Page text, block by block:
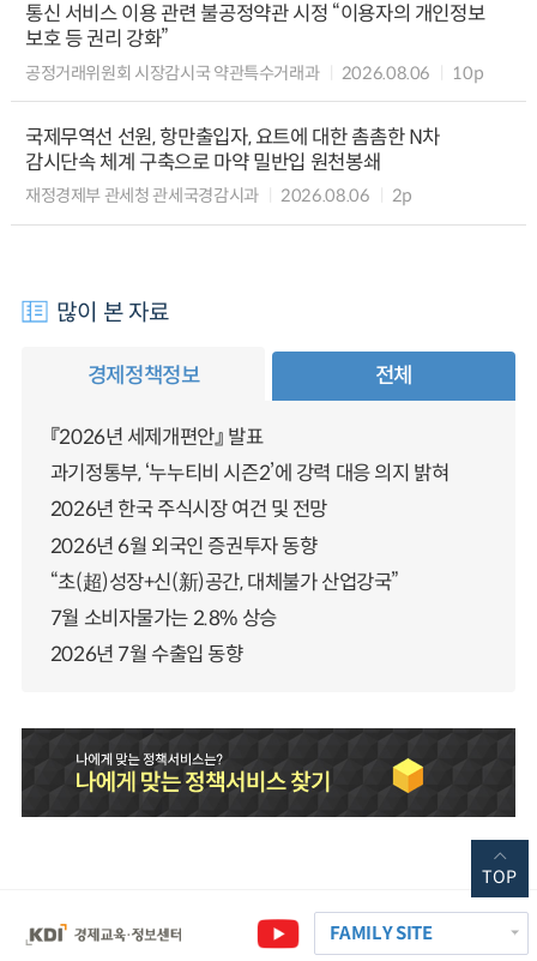
통신 서비스 이용 관련 불공정약관 시정 “이용자의 개인정보
보호 등 권리 강화”
공정거래위원회 시장감시국 약관특수거래과 2026.08.06 10p
국제무역선 선원, 항만출입자, 요트에 대한 촘촘한 N차
감시단속 체계 구축으로 마약 밀반입 원천봉쇄
재정경제부 관세청 관세국경감시과 2026.08.06 2p
많이 본 자료
경제정책정보 전체
『2026년 세제개편안』 발표
과기정통부, ‘누누티비 시즌2’에 강력 대응 의지 밝혀
2026년 한국 주식시장 여건 및 전망
2026년 6월 외국인 증권투자 동향
“초(超)성장+신(新)공간, 대체불가 산업강국”
7월 소비자물가는 2.8% 상승
2026년 7월 수출입 동향
FAMILY SITE
TOP